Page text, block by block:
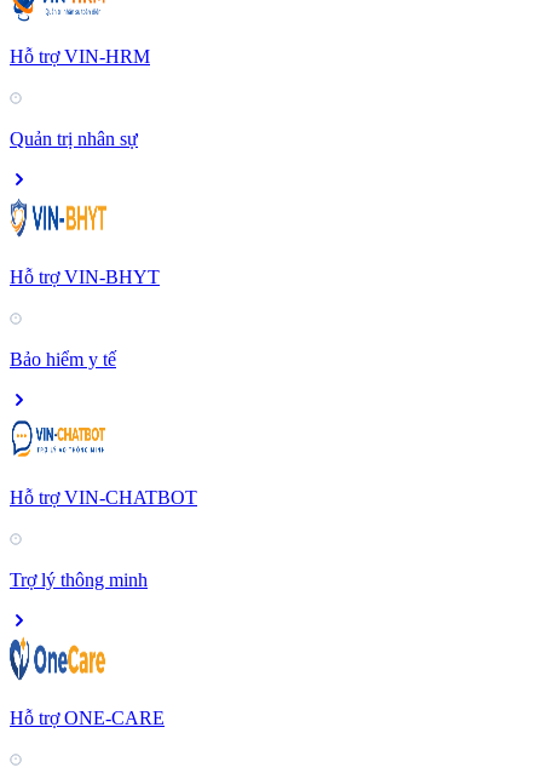
Hỗ trợ VIN-HRM
Quản trị nhân sự
Hỗ trợ VIN-BHYT
Bảo hiểm y tế
Hỗ trợ VIN-CHATBOT
Trợ lý thông minh
Hỗ trợ ONE-CARE